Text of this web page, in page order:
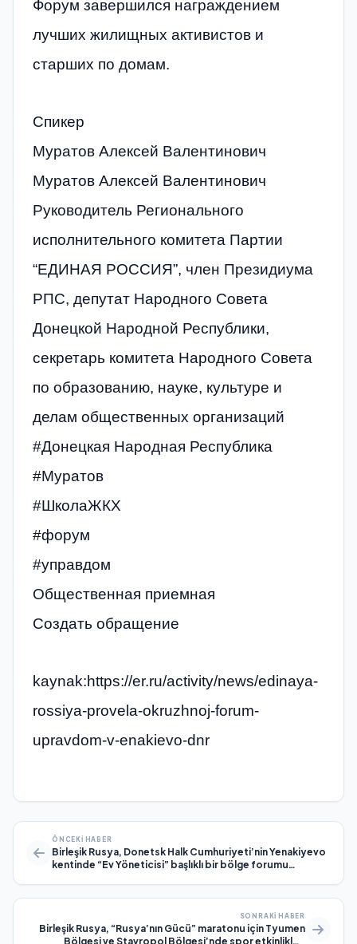
Форум завершился награждением
лучших жилищных активистов и
старших по домам.
Спикер
Муратов Алексей Валентинович
Муратов Алексей Валентинович
Руководитель Регионального
исполнительного комитета Партии
“ЕДИНАЯ РОССИЯ”, член Президиума
РПС, депутат Народного Совета
Донецкой Народной Республики,
секретарь комитета Народного Совета
по образованию, науке, культуре и
делам общественных организаций
#Донецкая Народная Республика
#Муратов
#ШколаЖКХ
#форум
#управдом
Общественная приемная
Создать обращение
kaynak:https://er.ru/activity/news/edinaya-
rossiya-provela-okruzhnoj-forum-
upravdom-v-enakievo-dnr
ÖNCEKI HABER
Birleşik Rusya, Donetsk Halk Cumhuriyeti’nin Yenakiyevo
kentinde “Ev Yöneticisi” başlıklı bir bölge forumu
SONRAKI HABER
Birleşik Rusya, “Rusya’nın Gücü” maratonu için Tyumen
Bölgesi ve Stavropol Bölgesi’nde spor etkinlikleri